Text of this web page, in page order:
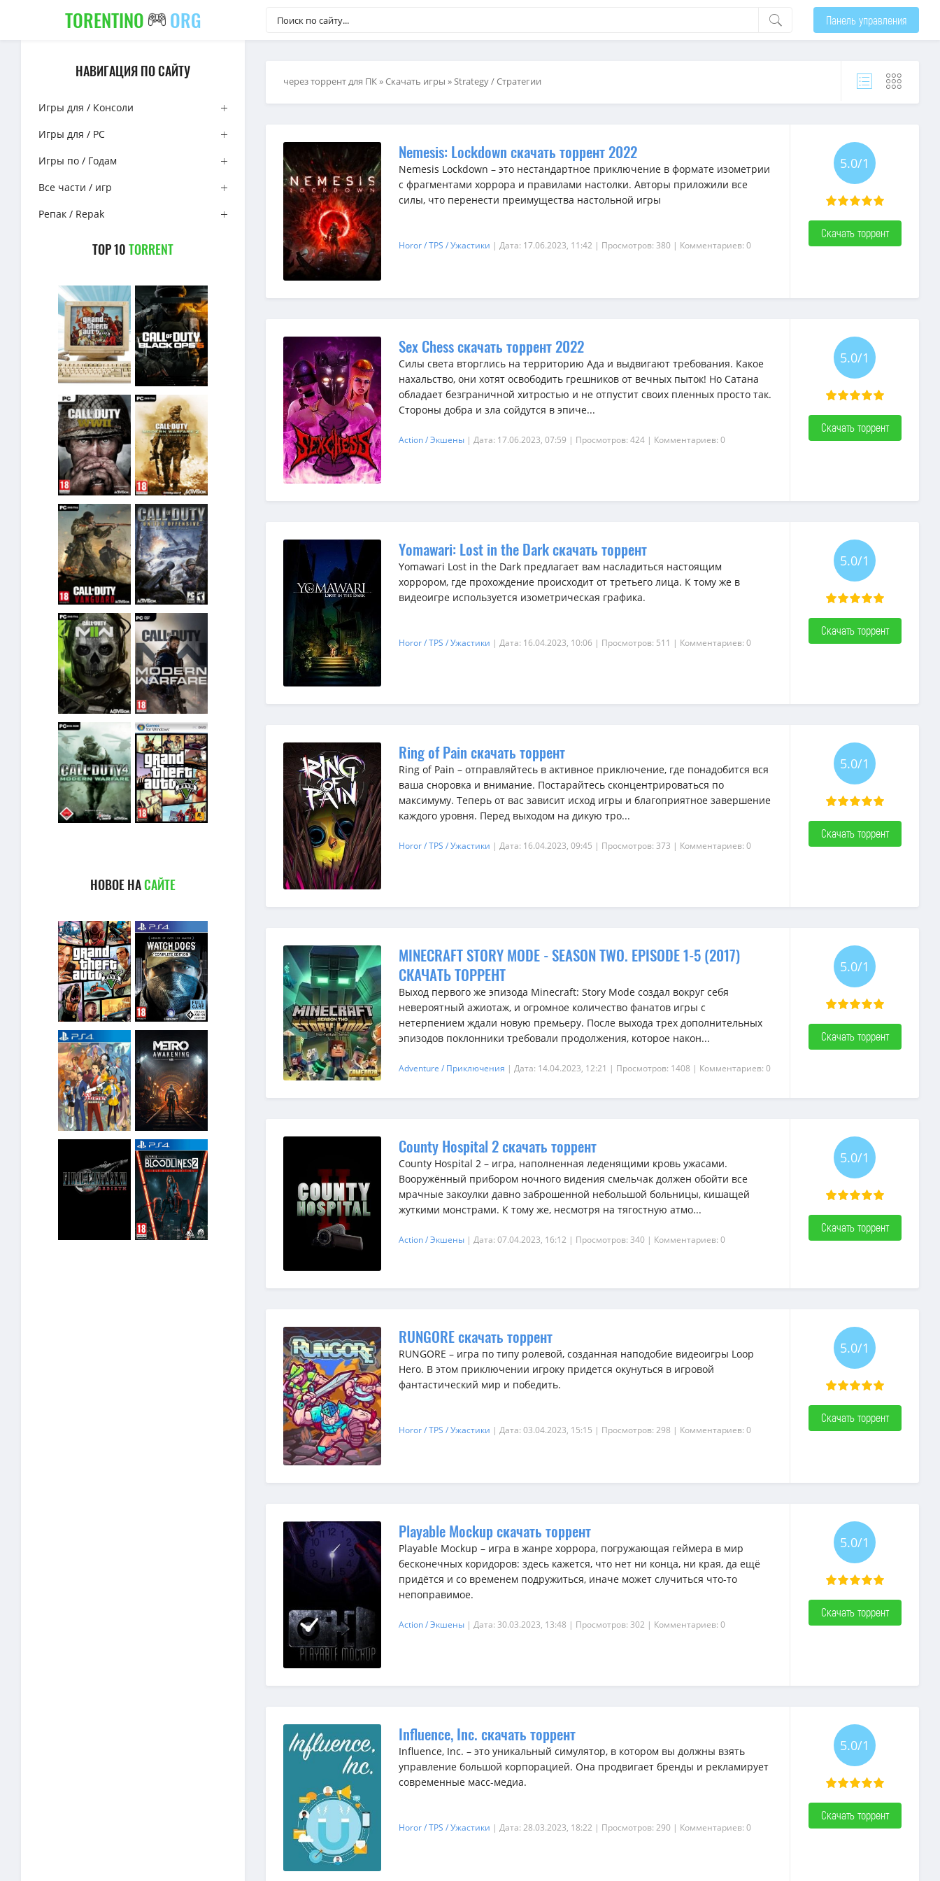
TORENTINO ORG Панель управления
НАВИГАЦИЯ ПО САЙТУ
Игры для / Консоли
Игры для / PC
Игры по / Годам
Все части / игр
Репак / Repak
TOP 10TORRENT
НОВОЕ НАСАЙТЕ
через торрент для ПК»Скачать игры » Strategy / Стратегии
Nemesis: Lockdown скачать торрент 2022
Nemesis Lockdown – это нестандартное приключение в формате изометрии
с фрагментами хоррора и правилами настолки. Авторы приложили все
силы, что перенести преимущества настольной игры
Horor / TPS / Ужастики | Дата: 17.06.2023, 11:42 | Просмотров: 380 | Комментариев: 0
5.0/1
Скачать торрент
Sex Chess скачать торрент 2022
Силы света вторглись на территорию Ада и выдвигают требования. Какое
нахальство, они хотят освободить грешников от вечных пыток! Но Сатана
обладает безграничной хитростью и не отпустит своих пленных просто так.
Стороны добра и зла сойдутся в эпиче...
Action / Экшены | Дата: 17.06.2023, 07:59 | Просмотров: 424 | Комментариев: 0
5.0/1
Скачать торрент
Yomawari: Lost in the Dark скачать торрент
Yomawari Lost in the Dark предлагает вам насладиться настоящим
хоррором, где прохождение происходит от третьего лица. К тому же в
видеоигре используется изометрическая графика.
Horor / TPS / Ужастики | Дата: 16.04.2023, 10:06 | Просмотров: 511 | Комментариев: 0
5.0/1
Скачать торрент
Ring of Pain скачать торрент
Ring of Pain – отправляйтесь в активное приключение, где понадобится вся
ваша сноровка и внимание. Постарайтесь сконцентрироваться по
максимуму. Теперь от вас зависит исход игры и благоприятное завершение
каждого уровня. Перед выходом на дикую тро...
Horor / TPS / Ужастики | Дата: 16.04.2023, 09:45 | Просмотров: 373 | Комментариев: 0
5.0/1
Скачать торрент
MINECRAFT STORY MODE - SEASON TWO. EPISODE 1-5 (2017)
СКАЧАТЬ ТОРРЕНТ
Выход первого же эпизода Minecraft: Story Mode создал вокруг себя
невероятный ажиотаж, и огромное количество фанатов игры с
нетерпением ждали новую премьеру. После выхода трех дополнительных
эпизодов поклонники требовали продолжения, которое након...
Adventure / Приключения | Дата: 14.04.2023, 12:21 | Просмотров: 1408 | Комментариев: 0
5.0/1
Скачать торрент
County Hospital 2 скачать торрент
County Hospital 2 – игра, наполненная леденящими кровь ужасами.
Вооружённый прибором ночного видения смельчак должен обойти все
мрачные закоулки давно заброшенной небольшой больницы, кишащей
жуткими монстрами. К тому же, несмотря на тягостную атмо...
Action / Экшены | Дата: 07.04.2023, 16:12 | Просмотров: 340 | Комментариев: 0
5.0/1
Скачать торрент
RUNGORE скачать торрент
RUNGORE – игра по типу ролевой, созданная наподобие видеоигры Loop
Hero. В этом приключении игроку придется окунуться в игровой
фантастический мир и победить.
Horor / TPS / Ужастики | Дата: 03.04.2023, 15:15 | Просмотров: 298 | Комментариев: 0
5.0/1
Скачать торрент
Playable Mockup скачать торрент
Playable Mockup – игра в жанре хоррора, погружающая геймера в мир
бесконечных коридоров: здесь кажется, что нет ни конца, ни края, да ещё
придётся и со временем подружиться, иначе может случиться что-то
непоправимое.
Action / Экшены | Дата: 30.03.2023, 13:48 | Просмотров: 302 | Комментариев: 0
5.0/1
Скачать торрент
Influence, Inc. скачать торрент
Influence, Inc. – это уникальный симулятор, в котором вы должны взять
управление большой корпорацией. Она продвигает бренды и рекламирует
современные масс-медиа.
Horor / TPS / Ужастики | Дата: 28.03.2023, 18:22 | Просмотров: 290 | Комментариев: 0
5.0/1
Скачать торрент